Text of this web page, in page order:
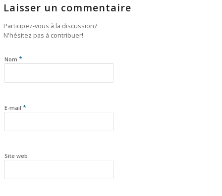
Laisser un commentaire
Participez-vous à la discussion?
N'hésitez pas à contribuer!
Nom *
E-mail *
Site web